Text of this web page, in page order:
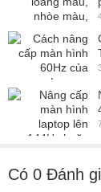
Có 0 Đánh